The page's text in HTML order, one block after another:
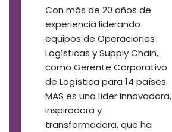
Con más de 20 años de
experiencia liderando
equipos de Operaciones
Logísticas y Supply Chain,
como Gerente Corporativo
de Logística para 14 países.
MAS es una líder innovadora,
inspiradora y
transformadora, que ha